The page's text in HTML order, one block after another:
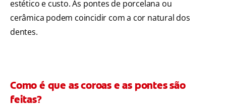
estético e custo. As pontes de porcelana ou
cerâmica podem coincidir com a cor natural dos
dentes.
Como é que as coroas e as pontes são
feitas?